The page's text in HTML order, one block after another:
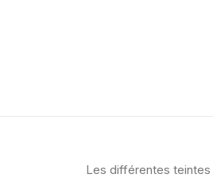
Les différentes teintes